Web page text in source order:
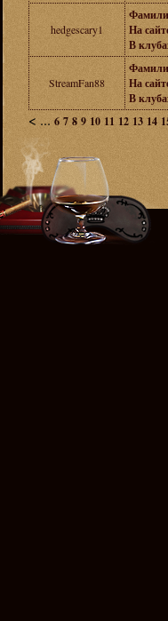
hedgescary1
На
В
StreamFan88
На
В
< ...6 7 8 9 10 11 12 13 14